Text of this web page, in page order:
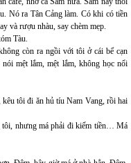
Nó ra Tân Cảng làm. Có khi có tiền
và rượu nhàu, say chèm mẹp.
Tàu.
còn ra ngồi với tôi ở cái bể cạn
mệt lắm, mệt lắm, không học nổi
tôi đi ăn hủ tíu Nam Vang, rồi hai
tôi, nhưng má phải đi kiếm tiền… Má